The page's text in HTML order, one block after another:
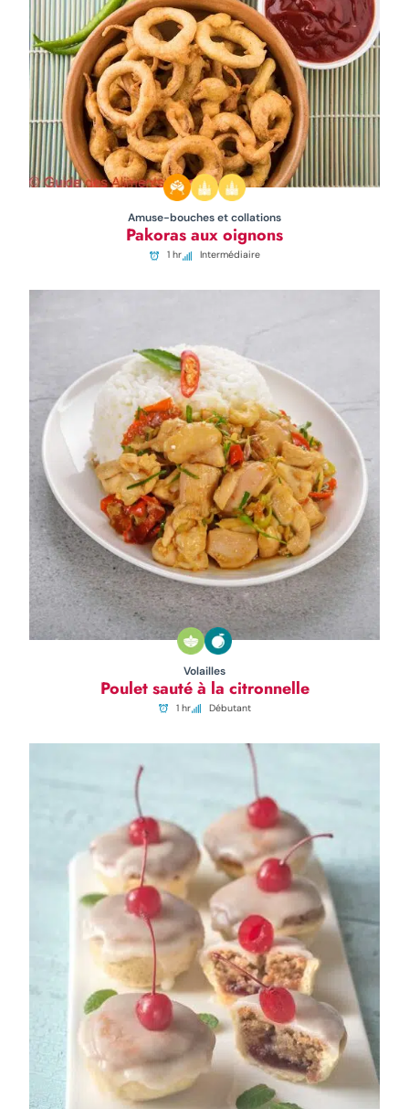
Amuse-bouches et collations
Pakoras aux oignons
1 hr Intermédiaire
Volailles
Poulet sauté à la citronnelle
1 hr Débutant